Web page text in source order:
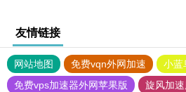
友情链接
网站地图 免费vqn外网加速
小蓝
免费vps加速器外网苹果版
旋风加